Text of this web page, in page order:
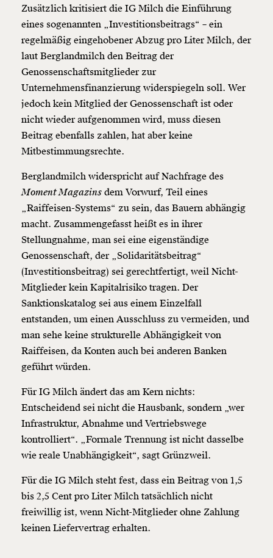
Zusätzlich kritisiert die IG Milch die Einführung
eines sogenannten „Investitionsbeitrags“ – ein
regelmäßig eingehobener Abzug pro Liter Milch, der
laut Berglandmilch den Beitrag der
Genossenschaftsmitglieder zur
Unternehmensfinanzierung widerspiegeln soll. Wer
jedoch kein Mitglied der Genossenschaft ist oder
nicht wieder aufgenommen wird, muss diesen
Beitrag ebenfalls zahlen, hat aber keine
Mitbestimmungsrechte.
Berglandmilch widerspricht auf Nachfrage des
Moment Magazins dem Vorwurf, Teil eines
„Raiffeisen-Systems“ zu sein, das Bauern abhängig
macht. Zusammengefasst heißt es in ihrer
Stellungnahme, man sei eine eigenständige
Genossenschaft, der „Solidaritätsbeitrag“
(Investitionsbeitrag) sei gerechtfertigt, weil Nicht-
Mitglieder kein Kapitalrisiko tragen. Der
Sanktionskatalog sei aus einem Einzelfall
entstanden, um einen Ausschluss zu vermeiden, und
man sehe keine strukturelle Abhängigkeit von
Raiffeisen, da Konten auch bei anderen Banken
geführt würden.
Für IG Milch ändert das am Kern nichts:
Entscheidend sei nicht die Hausbank, sondern „wer
Infrastruktur, Abnahme und Vertriebswege
kontrolliert“. „Formale Trennung ist nicht dasselbe
wie reale Unabhängigkeit“, sagt Grünzweil.
Für die IG Milch steht fest, dass ein Beitrag von 1,5
bis 2,5 Cent pro Liter Milch tatsächlich nicht
freiwillig ist, wenn Nicht-Mitglieder ohne Zahlung
keinen Liefervertrag erhalten.